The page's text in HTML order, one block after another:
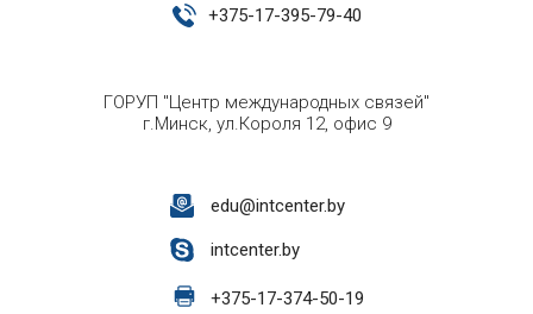
+375-17-395-79-40
ГОРУП "Центр международных связей"
г.Минск, ул.Короля 12, офис 9
edu@intcenter.by
intcenter.by
+375-17-374-50-19